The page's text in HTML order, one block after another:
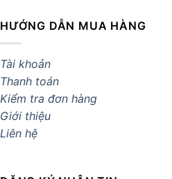
HƯỚNG DẪN MUA HÀNG
Tài khoản
Thanh toán
Kiểm tra đơn hàng
Giới thiệu
Liên hệ